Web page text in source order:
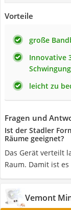
Vorteile
große
Innovative
Schwingung
leicht zu
Fragen und
Ist der Stadler
Räume geeignet?
Das Gerät verteilt
Raum. Damit ist
Vemont